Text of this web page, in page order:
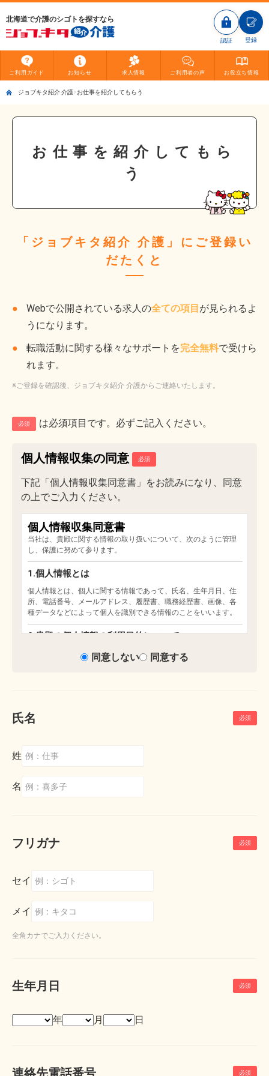
北海道で介護のシゴトを探すなら
認証 登録
ご利用 ガイド お知らせ 求人情報 ご利用者の声 お役立ち情報
ジョブキタ紹介 介護 お仕事を紹介してもらう
お仕事を紹介してもら
う
「ジョブキタ紹介 介護」にご登録い
だたくと
Webで公開されている求人の全ての項目 が見られるよ
うになります。
転職活動に関する様々なサポートを完全無料で受けら
れます。
※ご登録を確認後、ジョブキタ紹介 介護からご連絡いたします。
必須 は必須項目です。必ずご記入ください。
個人情報収集の同意
下記「個人情報収集同意書」をお読みになり、同意
の上でご入力ください。
同意しない 同意する
氏名
姓
名
フリガナ
セイ
メイ
全角カナでご入力ください。
生年月日
年 月 日
連絡先電話番号